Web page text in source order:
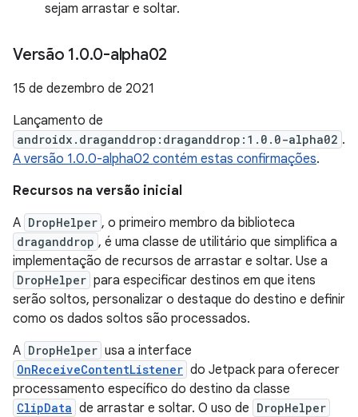
sejam arrastar e soltar.
Versão 1.0.0-alpha02
15 de dezembro de 2021
Lançamento de
androidx.draganddrop:draganddrop:1.0.0-alpha02 .
A versão 1.0.0-alpha02 contém estas confirmações.
Recursos na versão inicial
A DropHelper , o primeiro membro da biblioteca
draganddrop , é uma classe de utilitário que simplifica a
implementação de recursos de arrastar e soltar. Use a
DropHelper para especificar destinos em que itens
serão soltos, personalizar o destaque do destino e definir
como os dados soltos são processados.
A DropHelper usa a interface
OnReceiveContentListener do Jetpack para oferecer
processamento específico do destino da classe
ClipData de arrastar e soltar. O uso de DropHelper